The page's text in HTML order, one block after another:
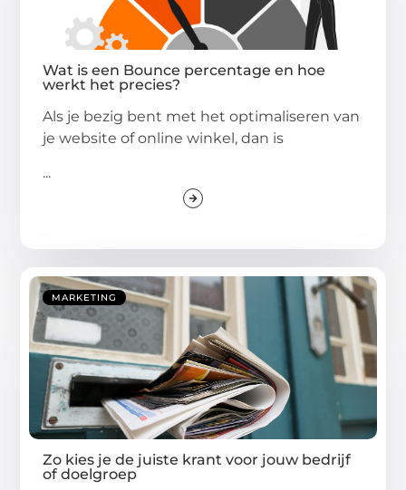
Wat is een Bounce percentage en hoe
werkt het precies?
Als je bezig bent met het optimaliseren van
je website of online winkel, dan is
...
MARKETING
Zo kies je de juiste krant voor jouw bedrijf
of doelgroep